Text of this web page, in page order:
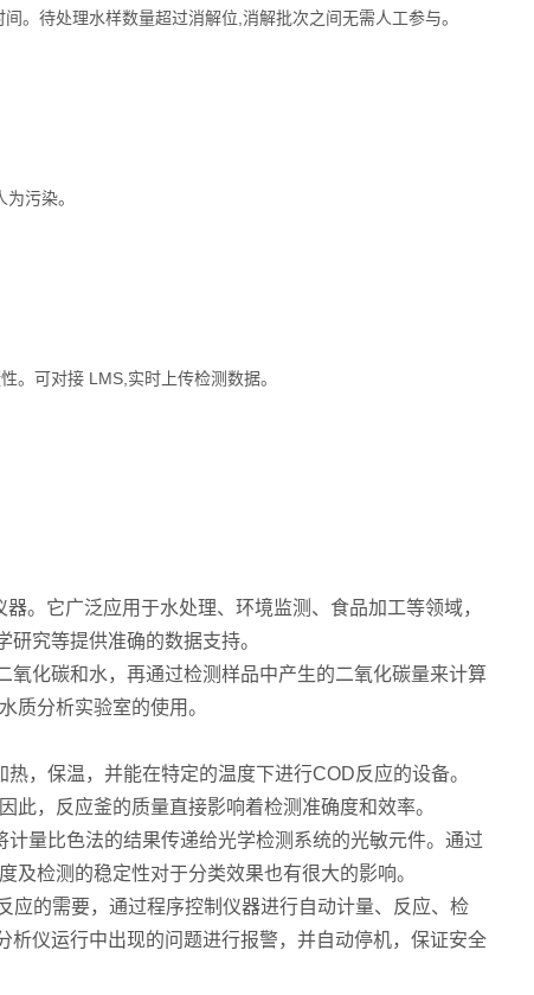
待处理水样数量超过消解位,消解批次之间无需人工参与。
污染。
可对接 LMS,实时上传检测数据。
。它广泛应用于水处理、环境监测、食品加工等领域，
究等提供准确的数据支持。
化碳和水，再通过检测样品中产生的二氧化碳量来计算
质分析实验室的使用。
保温，并能在特定的温度下进行COD反应的设备。
，反应釜的质量直接影响着检测准确度和效率。
量比色法的结果传递给光学检测系统的光敏元件。通过
检测的稳定性对于分类效果也有很大的影响。
的需要，通过程序控制仪器进行自动计量、反应、检
仪运行中出现的问题进行报警，并自动停机，保证安全